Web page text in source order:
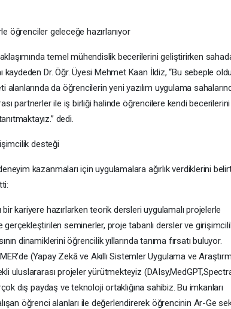
öğrenciler geleceğe hazırlanıyor
temel mühendislik becerilerini geliştirirken
kaydeden Dr. Öğr. Üyesi Mehmet Kaan İldiz, “Bu sebeple
da öğrencilerin yeni yazılım uygulama
partnerler ile iş birliği halinde öğrencilere kendi
dedi.
desteği
kazanmaları için uygulamalara ağırlık verdiklerini
kariyere hazırlarken teorik dersleri uygulamalı projelerle
seminerler, proje tabanlı dersler ve
dinamiklerini öğrencilik yıllarında tanıma fırsatı buluyor.
(Yapay Zekâ ve Akıllı Sistemler Uygulama ve
uluslararası projeler yürütmekteyiz
dış paydaş ve teknoloji ortaklığına sahibiz. Bu imkanları
öğrenci alanları ile değerlendirerek öğrencinin Ar-Ge